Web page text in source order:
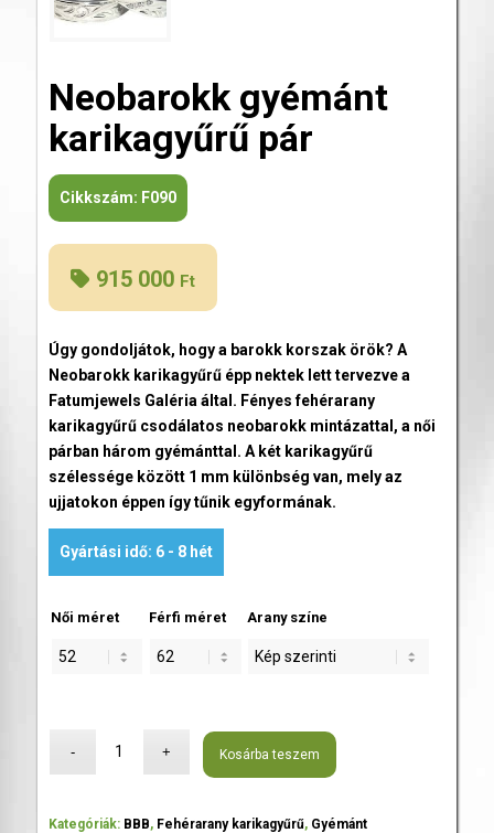
Neobarokk gyémánt
karikagyűrű pár
Cikkszám: F090
915 000 Ft
Úgy gondoljátok, hogy a barokk korszak örök? A
Neobarokk karikagyűrű épp nektek lett tervezve a
Fatumjewels Galéria által. Fényes fehérarany
karikagyűrű csodálatos neobarokk mintázattal, a női
párban három gyémánttal. A két karikagyűrű
szélessége között 1 mm különbség van, mely az
ujjatokon éppen így tűnik egyformának.
Gyártási idő: 6 - 8 hét
Női méret Férfi méret Arany színe
Kosárba teszem
Kategóriák: BBB, Fehérarany karikagyűrű, Gyémánt